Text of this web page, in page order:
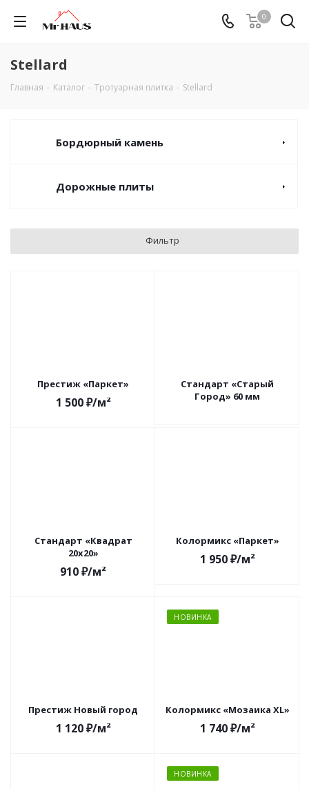
0
Stellard
Главная - Каталог - Тротуарная плитка - Stellard
Бордюрный камень
Дорожные плиты
Фильтр
Престиж «Паркет»
1 500₽/м²
Стандарт «Старый
Город» 60 мм
Стандарт «Квадрат
20х20»
910₽/м²
Колормикс «Паркет»
1 950₽/м²
Престиж Новый город
1 120₽/м²
НОВИНКА
Колормикс «Мозаика XL»
1 740₽/м²
НОВИНКА